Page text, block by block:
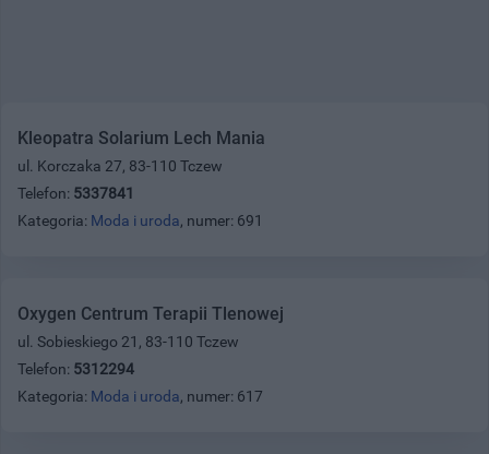
Kleopatra Solarium Lech Mania
ul. Korczaka 27, 83-110 Tczew
Telefon: 5337841
Kategoria: Moda i uroda, numer: 691
Oxygen Centrum Terapii Tlenowej
ul. Sobieskiego 21, 83-110 Tczew
Telefon: 5312294
Kategoria: Moda i uroda, numer: 617